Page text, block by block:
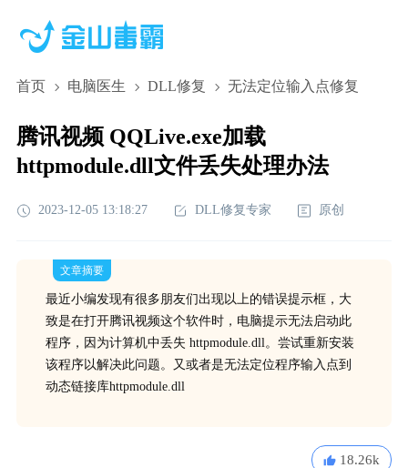
首页 电脑医生 DLL修复 无法定位输入点修复
腾讯视频 QQLive.exe加载
httpmodule.dll文件丢失处理办法
2023-12-05 13:18:27 DLL修复专家 原创
文章摘要
最近小编发现有很多朋友们出现以上的错误提示框，大
致是在打开腾讯视频这个软件时，电脑提示无法启动此
程序，因为计算机中丢失 httpmodule.dll。尝试重新安装
该程序以解决此问题。又或者是无法定位程序输入点到
动态链接库httpmodule.dll
18.26k